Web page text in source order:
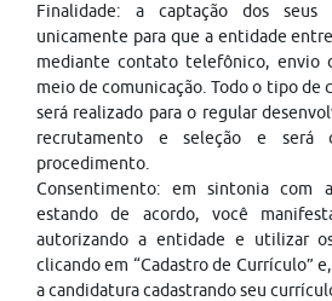
Finalidade: a captação dos seus
unicamente para que a entidade
mediante contato telefônico, envio
meio de comunicação. Todo o tipo de
será realizado para o regular
recrutamento e seleção e será
procedimento.
Consentimento: em sintonia com
estando de acordo, você
autorizando a entidade e utilizar
clicando em “Cadastro de Currículo”
a candidatura cadastrando seu